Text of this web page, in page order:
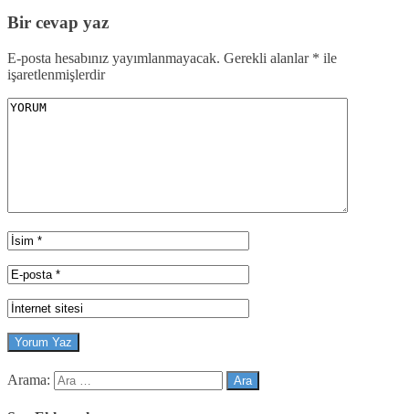
Bir cevap yaz
E-posta hesabınız yayımlanmayacak. Gerekli alanlar * ile
işaretlenmişlerdir
Arama: